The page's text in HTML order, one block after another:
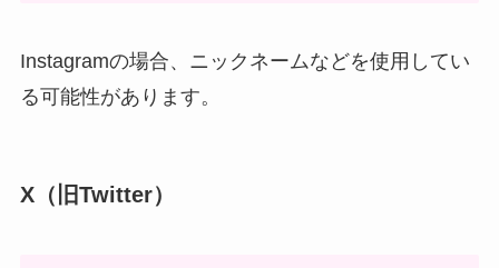
Instagramの場合、ニックネームなどを使用してい
る可能性があります。
X（旧Twitter）